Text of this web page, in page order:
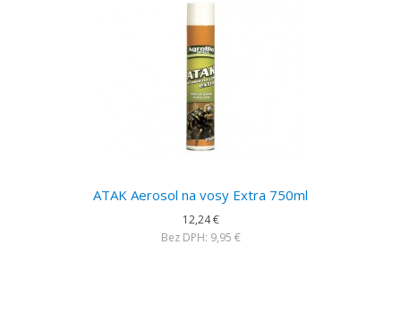
ATAK Aerosol na vosy Extra 750ml
12,24 €
Bez DPH: 9,95 €